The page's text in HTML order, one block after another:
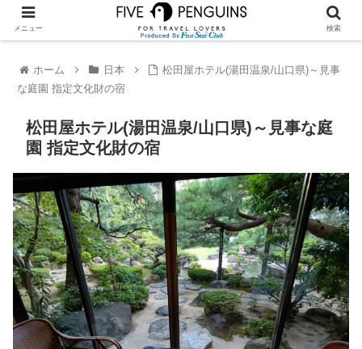
ホーム 日本
松田屋ホテル(湯田温泉/山口県)～見事
な庭園 指定文化財の宿
松田屋ホテル(湯田温泉/山口県)～見事な庭
園 指定文化財の宿
メニュー 検索